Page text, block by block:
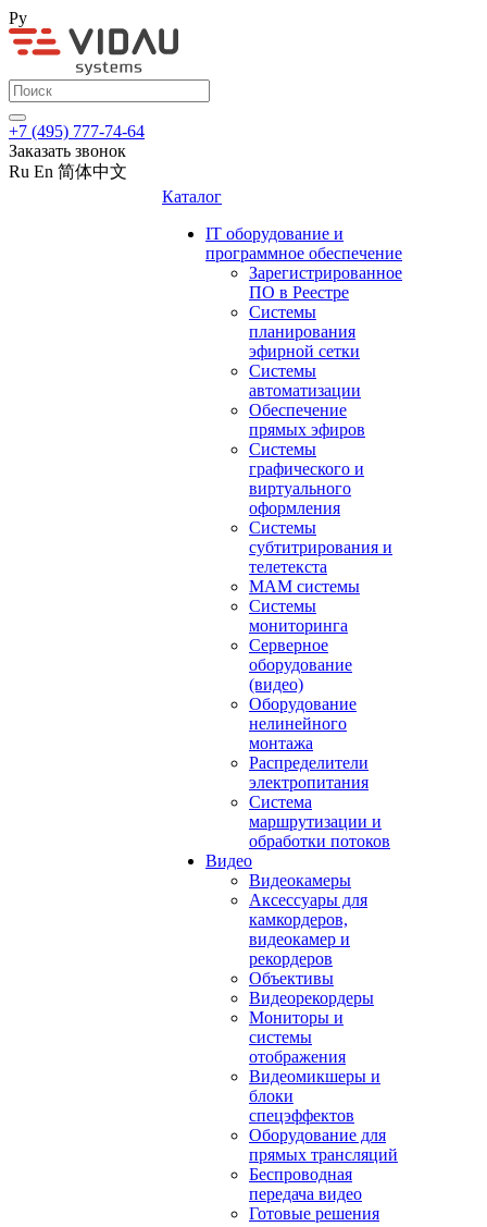
Ру
+7 (495) 777-74-64
Заказать звонок
Ru En 简体中文
Каталог
IT оборудование и
программное обеспечение
Зарегистрированное
ПО в Реестре
Системы
планирования
эфирной сетки
Системы
автоматизации
Обеспечение
прямых эфиров
Системы
графического и
виртуального
оформления
Системы
субтитрирования и
телетекста
MAM системы
Системы
мониторинга
Серверное
оборудование
(видео)
Оборудование
нелинейного
монтажа
Распределители
электропитания
Система
маршрутизации и
обработки потоков
Видео
Видеокамеры
Аксессуары для
камкордеров,
видеокамер и
рекордеров
Объективы
Видеорекордеры
Мониторы и
системы
отображения
Видеомикшеры и
блоки
спецэффектов
Оборудование для
прямых трансляций
Беспроводная
передача видео
Готовые решения